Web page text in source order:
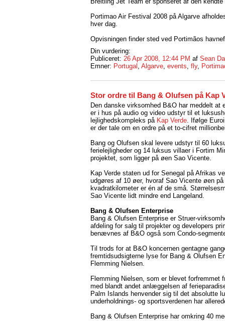
Portimao Air Festival 2008 på Algarve
hver dag.
Opvisningen finder sted ved Portimãos
Din vurdering:
Publiceret: 26 Apr 2008, 12:44 PM af Sean
Emner: Portugal Algarve events fly,
Stor ordre til Bang & Olufsen på Kap
Den danske virksomhed B&O har meddelt at
er i hus på audio og video udstyr til et
lejlighedskompleks på Kap Verde. Ifølge
er der tale om en ordre på et to-cifret
Bang og Olufsen skal levere udstyr til 60
ferielejligheder og 14 luksus villaer i Fortim
projektet, som ligger på øen Sao Vicente.
Kap Verde staten ud for Senegal på Afrikas
udgøres af 10 øer, hvoraf Sao Vicente øen på
kvadratkilometer er én af de små.
Sao Vicente lidt mindre end Langeland.
Bang & Olufsen Enterprise
Bang & Olufsen Enterprise er Struer-
afdeling for salg til projekter og developers
benævnes af B&O også som Condo-
Til trods for at B&O koncernen gentagne
fremtidsudsigterne lyse for Bang & Olufsen
Flemming Nielsen.
Flemming Nielsen, som er blevet
med blandt andet anlæggelsen af
Palm Islands henvender sig til det absolutte
underholdnings- og sportsverdenen har
Bang & Olufsen Enterprise har omkring 40